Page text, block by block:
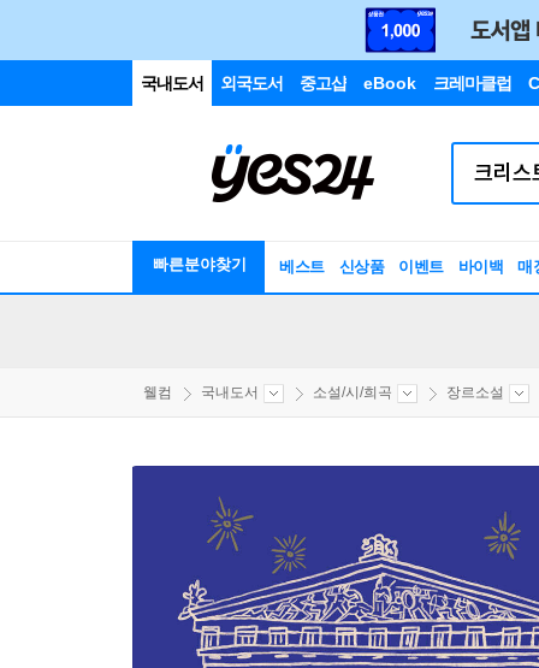
국내도서 외국도서 중고샵 eBook 크레마클럽
빠른분야찾기 베스트 신상품 이벤트 바이백 매
웰컴 국내도서 소설/시/희곡 장르소설